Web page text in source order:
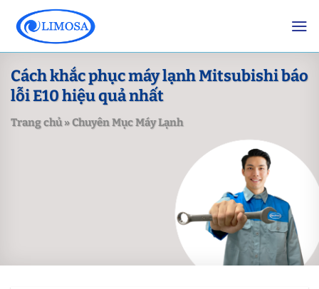
content
Cách khắc phục máy lạnh Mitsubishi báo
lỗi E10 hiệu quả nhất
Trang chủ»Chuyên Mục Máy Lạnh